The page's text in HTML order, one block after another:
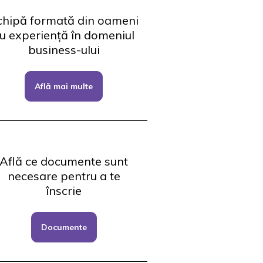
formată din oameni
experiență în domeniul
business-ului
Află mai multe
Află ce documente sunt
necesare pentru a te
înscrie
Documente